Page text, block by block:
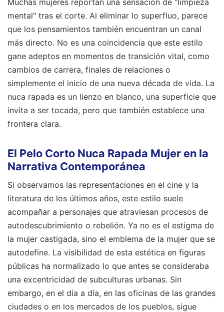
mental" tras el corte. Al eliminar lo superfluo, parece
que los pensamientos también encuentran un canal
más directo. No es una coincidencia que este estilo
gane adeptos en momentos de transición vital, como
cambios de carrera, finales de relaciones o
simplemente el inicio de una nueva década de vida. La
nuca rapada es un lienzo en blanco, una superficie que
invita a ser tocada, pero que también establece una
frontera clara.
El Pelo Corto Nuca Rapada Mujer en la
Narrativa Contemporánea
Si observamos las representaciones en el cine y la
literatura de los últimos años, este estilo suele
acompañar a personajes que atraviesan procesos de
autodescubrimiento o rebelión. Ya no es el estigma de
la mujer castigada, sino el emblema de la mujer que se
autodefine. La visibilidad de esta estética en figuras
públicas ha normalizado lo que antes se consideraba
una excentricidad de subculturas urbanas. Sin
embargo, en el día a día, en las oficinas de las grandes
ciudades o en los mercados de los pueblos, sigue